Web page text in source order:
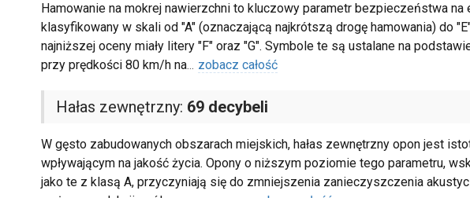
Hamowanie na mokrej nawierzchni to kluczowy parametr bezpieczeństwa na
klasyfikowany w skali od "A" (oznaczającą najkrótszą drogę hamowania) do
najniższej oceny miały litery "F" oraz "G". Symbole te są ustalane na
przy prędkości 80 km/h na... zobacz całość
Hałas zewnętrzny: 69 decybeli
W gęsto zabudowanych obszarach miejskich, hałas zewnętrzny opon jest
wpływającym na jakość życia. Opony o niższym poziomie tego parametru,
jako te z klasą A, przyczyniają się do zmniejszenia zanieczyszczenia